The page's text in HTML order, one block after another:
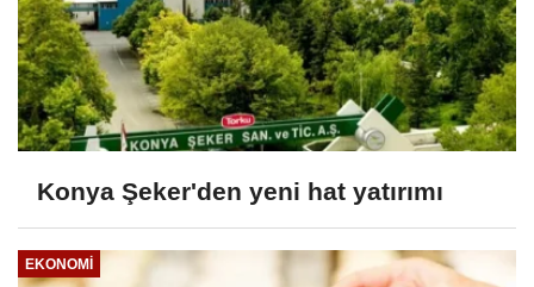
Konya Şeker'den yeni hat yatırımı
EKONOMI